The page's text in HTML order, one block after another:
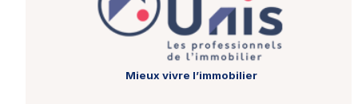
Mieux vivre l’immobilier